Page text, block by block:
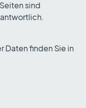
sind
Daten finden Sie in